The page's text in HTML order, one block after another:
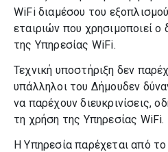
WiFi διαμέσου του
εταιριών που χρησιμοποιεί ο
της Υπηρεσίας WiFi.
Τεχνική υποστήριξη δεν
υπάλληλοι του Δήμουδεν
να παρέχουν διευκρινίσεις,
τη χρήση της Υπηρεσίας WiFi.
Η Υπηρεσία παρέχεται από